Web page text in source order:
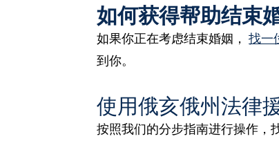
如何获得帮助结束
如果你正在考虑结束婚姻，找一
到你。
使用俄亥俄州法律
按照我们的分步指南进行操作，